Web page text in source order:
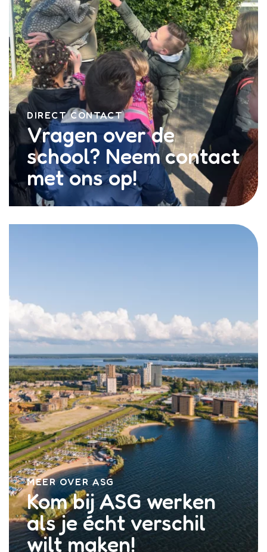
DIRECT CONTACT
Vragen over de
school? Neem contact
met ons op!
MEER OVER ASG
Kom bij ASG werken
als je écht verschil
wilt maken!